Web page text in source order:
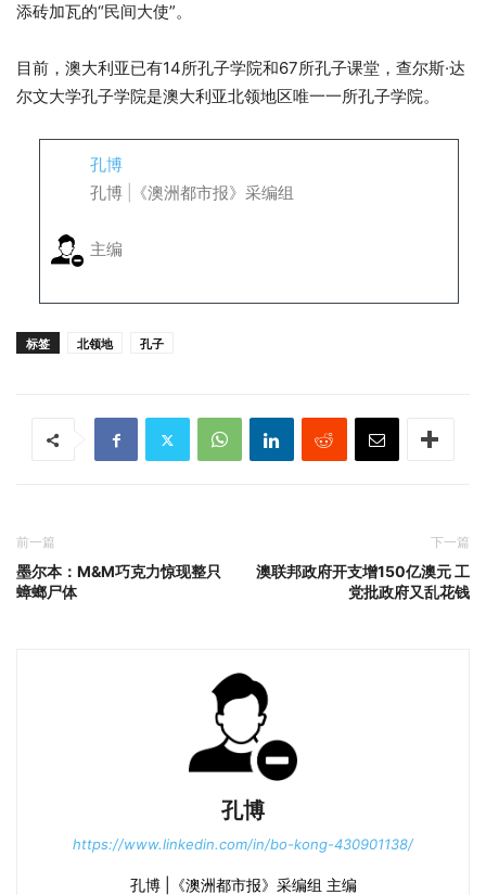
添砖加瓦的“民间大使”。
目前，澳大利亚已有14所孔子学院和67所孔子课堂，查尔斯·达
尔文大学孔子学院是澳大利亚北领地区唯一一所孔子学院。
孔博
孔博 |《澳洲都市报》采编组
主编
标签 北领地 孔子
前一篇
墨尔本：M&M巧克力惊现整只
蟑螂尸体
下一篇
澳联邦政府开支增150亿澳元 工
党批政府又乱花钱
孔博
https://www.linkedin.com/in/bo-kong-430901138/
孔博 |《澳洲都市报》采编组 主编